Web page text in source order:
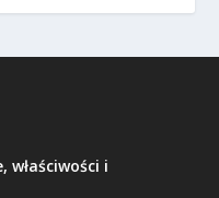
właściwości i